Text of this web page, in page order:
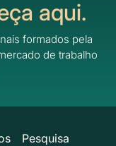
aqui.
formados pela
de trabalho
Pesquisa